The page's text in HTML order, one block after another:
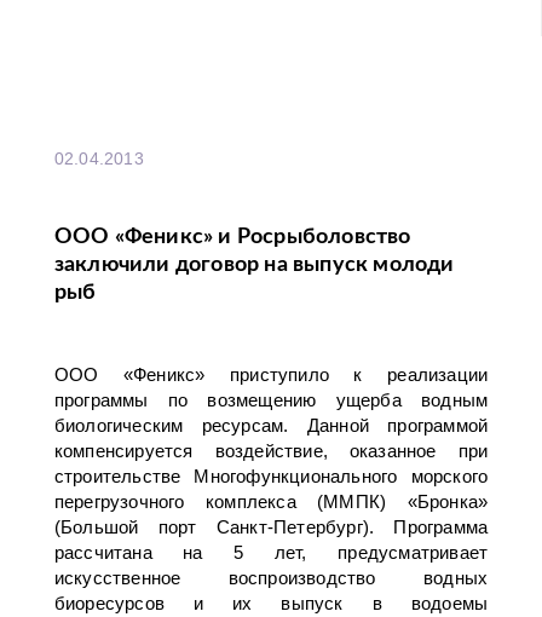
02.04.2013
ООО «Феникс» и Росрыболовство
заключили договор на выпуск молоди
рыб
ООО «Феникс» приступило к реализации
программы по возмещению ущерба водным
биологическим ресурсам. Данной программой
компенсируется воздействие, оказанное при
строительстве Многофункционального морского
перегрузочного комплекса (ММПК) «Бронка»
(Большой порт Санкт-Петербург). Программа
рассчитана на 5 лет, предусматривает
искусственное воспроизводство водных
биоресурсов и их выпуск в водоемы